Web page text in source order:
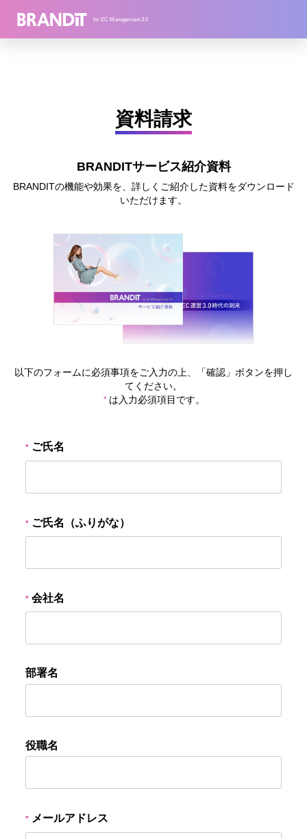
for EC Management 3.0
資料請求
BRANDITサービス紹介資料
BRANDITの機能や効果を、詳しくご紹介した資料をダウンロード
いただけます。
以下のフォームに必須事項をご入力の上、「確認」ボタンを押し
てください。
*は入力必須項目です。
ご氏名
ご氏名（ふりがな）
会社名
部署名
役職名
メールアドレス